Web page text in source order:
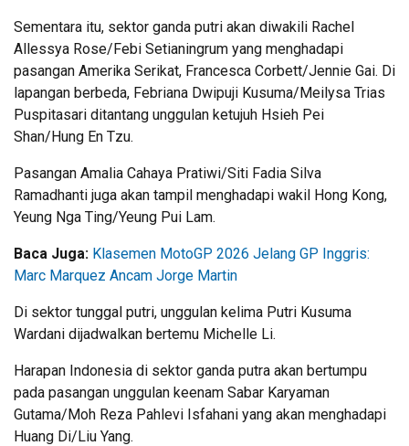
Sementara itu, sektor ganda putri akan diwakili Rachel
Allessya Rose/Febi Setianingrum yang menghadapi
pasangan Amerika Serikat, Francesca Corbett/Jennie Gai. Di
lapangan berbeda, Febriana Dwipuji Kusuma/Meilysa Trias
Puspitasari ditantang unggulan ketujuh Hsieh Pei
Shan/Hung En Tzu.
Pasangan Amalia Cahaya Pratiwi/Siti Fadia Silva
Ramadhanti juga akan tampil menghadapi wakil Hong Kong,
Yeung Nga Ting/Yeung Pui Lam.
Baca Juga: Klasemen MotoGP 2026 Jelang GP Inggris:
Marc Marquez Ancam Jorge Martin
Di sektor tunggal putri, unggulan kelima Putri Kusuma
Wardani dijadwalkan bertemu Michelle Li.
Harapan Indonesia di sektor ganda putra akan bertumpu
pada pasangan unggulan keenam Sabar Karyaman
Gutama/Moh Reza Pahlevi Isfahani yang akan menghadapi
Huang Di/Liu Yang.